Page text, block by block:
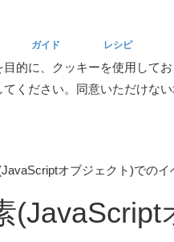
ガイド
Guide
レシピ
Recipe
的に、クッキーを使用して
ください。同意いただけな
オブジェクト)でのイ